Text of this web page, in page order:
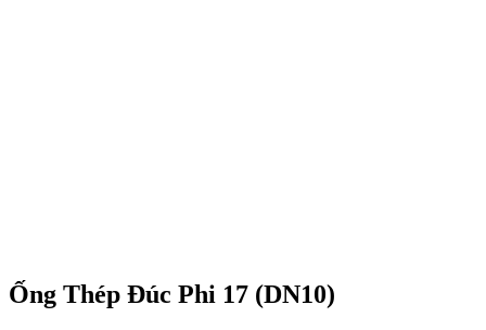
Ống Thép Đúc Phi 17 (DN10)